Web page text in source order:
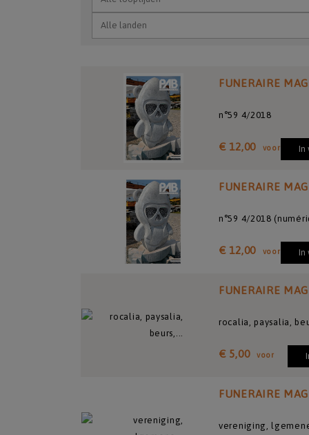
FUNERAIRE MAG
n°59 4/2018
€ 12,00 voor In
FUNERAIRE MAG
n°59 4/2018
€ 12,00 voor In
FUNERAIRE MAG
rocalia, paysalia,
€ 5,00 voor
FUNERAIRE MAG
vereniging,